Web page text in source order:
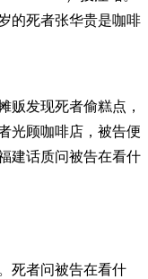
的死者张华贵是咖啡
贩发现死者偷糕点，
光顾咖啡店，被告便
建话质问被告在看什
死者问被告在看什